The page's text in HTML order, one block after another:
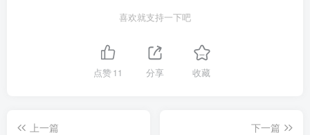
喜欢就支持一下吧
点赞11 分享 收藏
上一篇
下一篇